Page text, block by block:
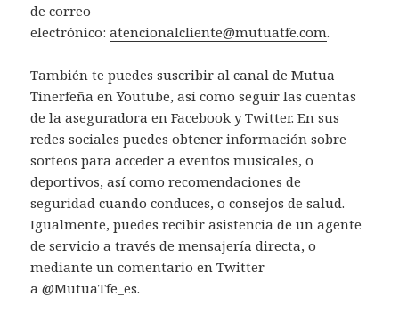
de correo
electrónico:atencionalcliente@mutuatfe.com.
También te puedes suscribir al canal de Mutua
Tinerfeña en Youtube, así como seguir las cuentas
de la aseguradora en Facebook y Twitter. En sus
redes sociales puedes obtener información sobre
sorteos para acceder a eventos musicales, o
deportivos, así como recomendaciones de
seguridad cuando conduces, o consejos de salud.
Igualmente, puedes recibir asistencia de un agente
de servicio a través de mensajería directa, o
mediante un comentario en Twitter
a @MutuaTfe_es.